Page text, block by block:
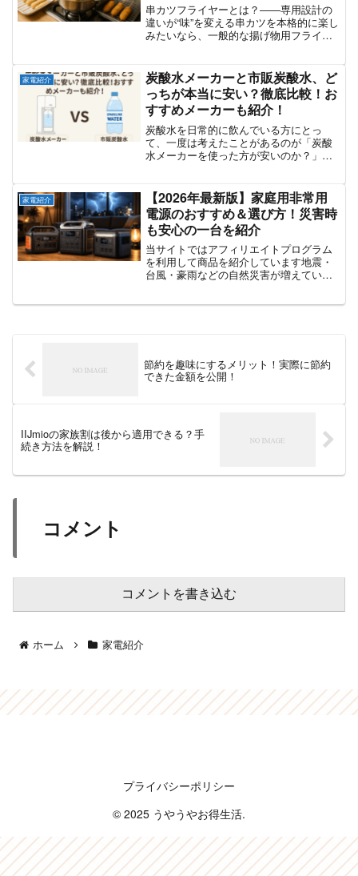
串カツフライヤーとは？――専用設計の
違いが“味”を変える串カツを本格的に楽し
みたいなら、一般的な揚げ物用フライヤ
の厚み」、「油への浸かり具合」など、
他の揚げ物とは一線を...
家電紹介
炭酸水メーカーと市販炭酸水、ど
っちが本当に安い？徹底比較！お
すすめメーカーも紹介！
炭酸水を日常的に飲んでいる方にとっ
て、一度は考えたことがあるのが「炭酸
水メーカーを使った方が安いのか？」と
必要な炭酸水メーカー。果たして、どち
らが本当にお得なのでしょう...
家電紹介
【2026年最新版】家庭用非常用
電源のおすすめ＆選び方！災害時
も安心の一台を紹介
当サイトではアフィリエイトプログラム
を利用して商品を紹介しています地震・
台風・豪雨などの自然災害が増えている
節約を趣味にするメリット！実際に節約
できた金額を公開！
IIJmioの家族割は後から適用できる？手
続き方法を解説！
コメント
コメントを書き込む
ホーム 家電紹介
プライバシーポリシー
© 2025 うやうやお得生活.